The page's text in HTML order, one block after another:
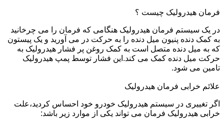
فرمان هیدرولیک چیست ؟
در یک سیستم فرمان هیدرولیک هنگامی که فرمان را می چرخانید
به کمک دنده پنیون میل دنده را به حرکت در می آورید و یک پیستون
که به میل دنده متصل است به کمک روغن پر فشار هیدرولیک به
حرکت میل دنده کمک می کند.این فشار توسط پمپ هیدرولیک
تامین می شود.
علائم خرابی فرمان هیدرولیک
اگر تغییری در سیستم هیدرولیک خودرو خود احساس کردید،علت
خرابی هیدرولیک فرمان می تواند یکی از موارد زیر باشد: